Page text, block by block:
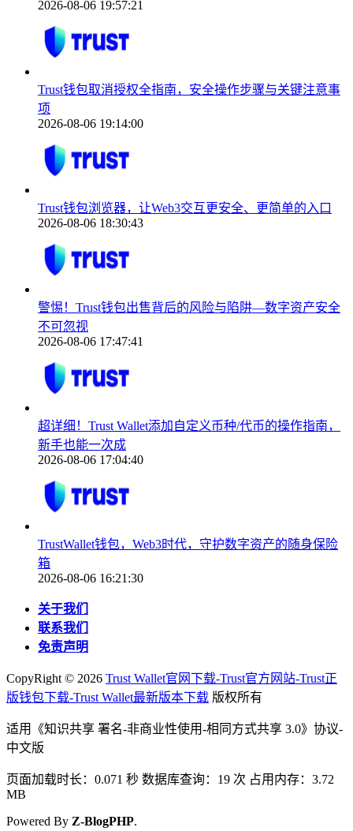
2026-08-06 19:57:21
Trust钱包取消授权全指南，安全操作步骤与关键注意事
项
2026-08-06 19:14:00
Trust钱包浏览器，让Web3交互更安全、更简单的入口
2026-08-06 18:30:43
警惕！Trust钱包出售背后的风险与陷阱—数字资产安全
不可忽视
2026-08-06 17:47:41
超详细！Trust Wallet添加自定义币种/代币的操作指南，
新手也能一次成
2026-08-06 17:04:40
TrustWallet钱包，Web3时代，守护数字资产的随身保险
箱
2026-08-06 16:21:30
关于我们
联系我们
免责声明
CopyRight © 2026 Trust Wallet官网下载-Trust官方网站-Trust正
版钱包下载-Trust Wallet最新版本下载 版权所有
适用《知识共享 署名-非商业性使用-相同方式共享 3.0》协议-
中文版
页面加载时长：0.071 秒 数据库查询：19 次 占用内存：3.72
MB
Powered By Z-BlogPHP.